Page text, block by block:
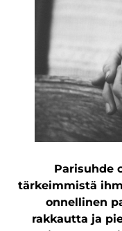
Parisuhde
tärkeimmistä
onnellinen
rakkautta ja